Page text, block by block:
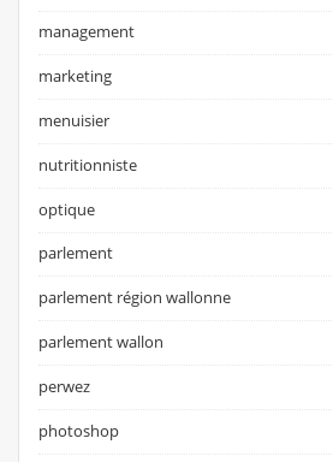
management
marketing
menuisier
nutritionniste
optique
parlement
parlement région wallonne
parlement wallon
perwez
photoshop